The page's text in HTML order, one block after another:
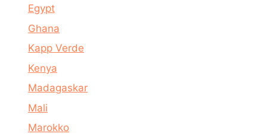
Egypt
Ghana
Kapp Verde
Kenya
Madagaskar
Mali
Marokko